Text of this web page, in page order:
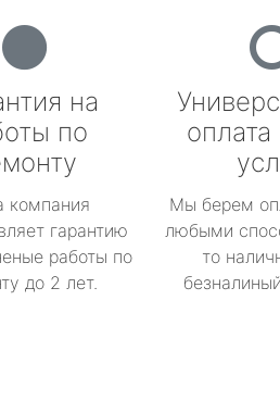
на
по
компания
гарантию
работы по
до 2 лет.
Мы берем
любыми
то